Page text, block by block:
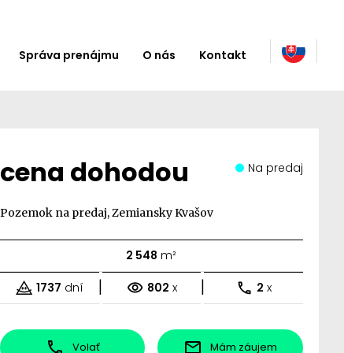
Správa prenájmu O nás Kontakt
cena dohodou Na predaj
Pozemok na predaj, Zemiansky Kvašov
2 548 m²
1737 dní | 802 x | 2 x
Volať Mám záujem